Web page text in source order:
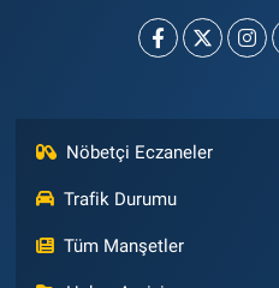
Nöbetçi Eczaneler
Trafik Durumu
Tüm Manşetler